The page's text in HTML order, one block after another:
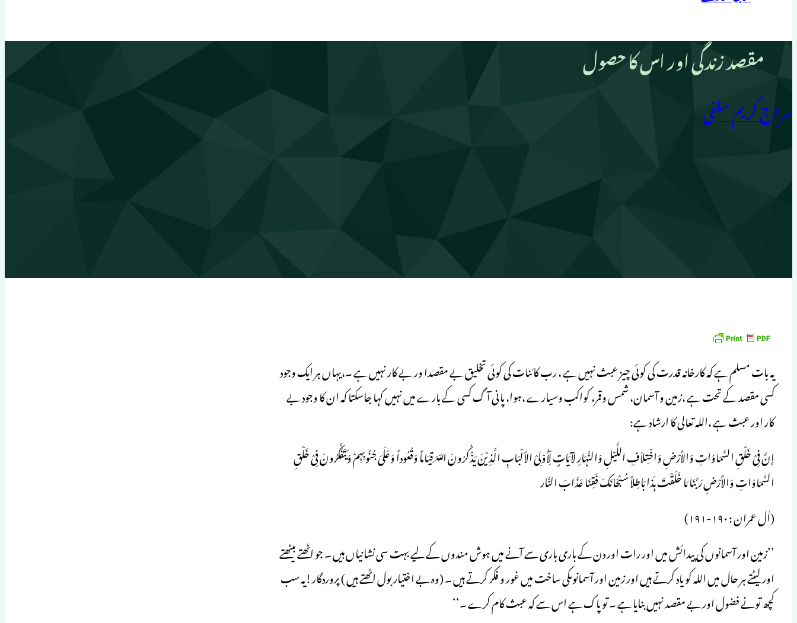
مقصد زندگی اور اس کا حصول
سراج کریم سلفی
یہ بات مسلم ہے کہ کارخانہ قدرت کی کوئی چیز عبث نہیں ہے ، رب کائنات کی کوئی تخلیق بے مقصدا ور بے کار نہیں ہے ۔،یہاں ہر ایک وجود
کسی مقصد کے تحت ہے ،زمین و آسمان، شمس وقمر، کواکب وسیارے ،ہوا، پانی آگ کسی کے بارے میں نہیں کہا جاسکتا کہ ان کا وجود بے
کار اور عبث ہے ،اللہ تعالی کا ارشاد ہے:
إِنَّ فِیْ خَلْقِ السَّمَاوَاتِ وَالأَرْضِ وَاخْتِلاَفِ اللَّیْلِ وَالنَّہَارِ لآیَاتٍ لِّأُوْلِیْ الألْبَابِ الَّذِیْنَ یَذْکُرُونَ اللّہَ قِیَاماً وَقُعُوداً وَعَلَیَ جُنُوبِہِمْ وَیَتَفَکَّرُونَ فِیْ خَلْقِ
السَّمَاوَاتِ وَالأَرْضِ رَبَّنَا مَا خَلَقْتَ ہَذا بَاطِلاً سُبْحَانَکَ فَقِنَا عَذَابَ النَّار
(اٰل عمران : ۱۹۰-۱۹۱)
’’زمین اور آسمانوں کی پیدائش میں اور رات اور دن کے باری باری سے آنے میں ہوش مندوں کے لیے بہت سی نشانیاں ہیں ۔ جو اٹھتے بیٹھتے
اور لیٹتے ہر حال میں اللہ کو یاد کرتے ہیں اور زمین اور آسمانوںکی ساخت میں غور و فکر کرتے ہیں ۔ (وہ بے اختیار بول اٹھتے ہیں ) پروردگار!یہ سب
کچھ تونے فضول اور بے مقصد نہیں بنایا ہے ۔ تو پاک ہے اس سے کہ عبث کام کرے ۔‘‘